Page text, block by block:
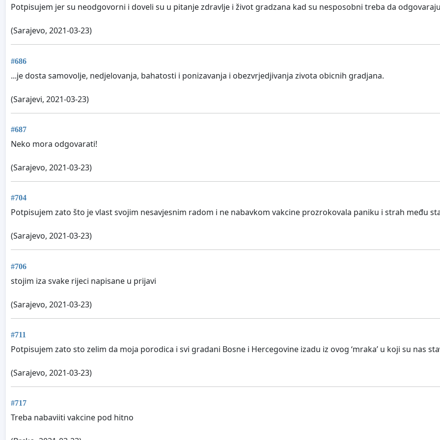
Potpisujem jer su neodgovorni i doveli su u pitanje zdravlje i život gradzana kad su nesposobni treba da odgovaraju
(Sarajevo, 2021-03-23)
#686
...je dosta samovolje, nedjelovanja, bahatosti i ponizavanja i obezvrjedjivanja zivota obicnih gradjana.
(Sarajevi, 2021-03-23)
#687
Neko mora odgovarati!
(Sarajevo, 2021-03-23)
#704
Potpisujem zato što je vlast svojim nesavjesnim radom i ne nabavkom vakcine prozrokovala paniku i strah među
(Sarajevo, 2021-03-23)
#706
stojim iza svake rijeci napisane u prijavi
(Sarajevo, 2021-03-23)
#711
Potpisujem zato sto zelim da moja porodica i svi gradani Bosne i Hercegovine izadu iz ovog ‘mraka’ u koji su nas
(Sarajevo, 2021-03-23)
#717
Treba nabaviiti vakcine pod hitno